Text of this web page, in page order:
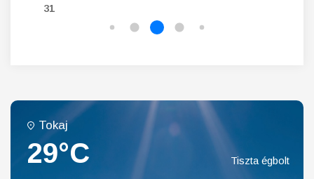
31
Tokaj
29°C Tiszta égbolt